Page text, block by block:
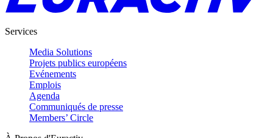
Services
Media Solutions
Projets publics européens
Evénements
Emplois
Agenda
Communiqués de presse
Members’ Circle